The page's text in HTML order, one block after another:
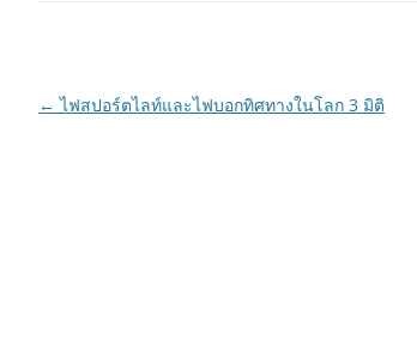
Post
← ไฟสปอร์ตไลท์และไฟบอกทิศทางในโลก 3 มิติ